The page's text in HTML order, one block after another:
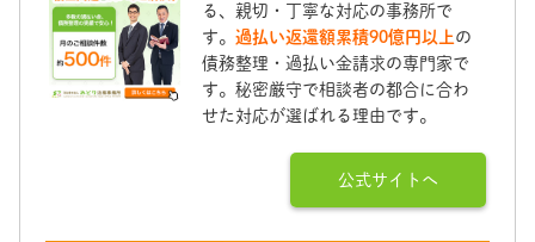
る、親切・丁寧な対応の事務所で
す。過払い返還額累積90億円以上 の
債務整理・過払い金請求の専門家で
す。秘密厳守で相談者の都合に合わ
せた対応が選ばれる理由です。
公式サイトへ